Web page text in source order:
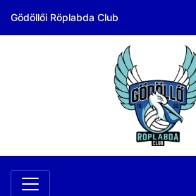
Gödöllői Röplabda Club